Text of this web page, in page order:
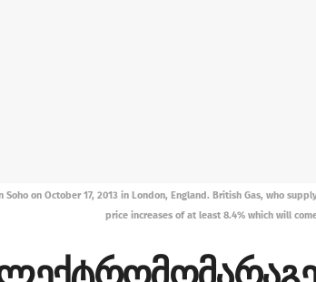
Soho on October 17, 2013 in London, England. British Gas, who
price increases of at least 8.4% which will